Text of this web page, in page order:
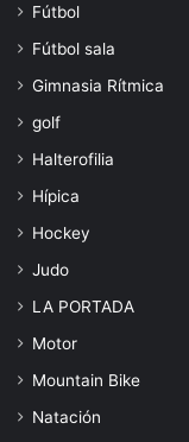
Fútbol
Fútbol sala
Gimnasia Rítmica
golf
Halterofilia
Hípica
Hockey
Judo
LA PORTADA
Motor
Mountain Bike
Natación